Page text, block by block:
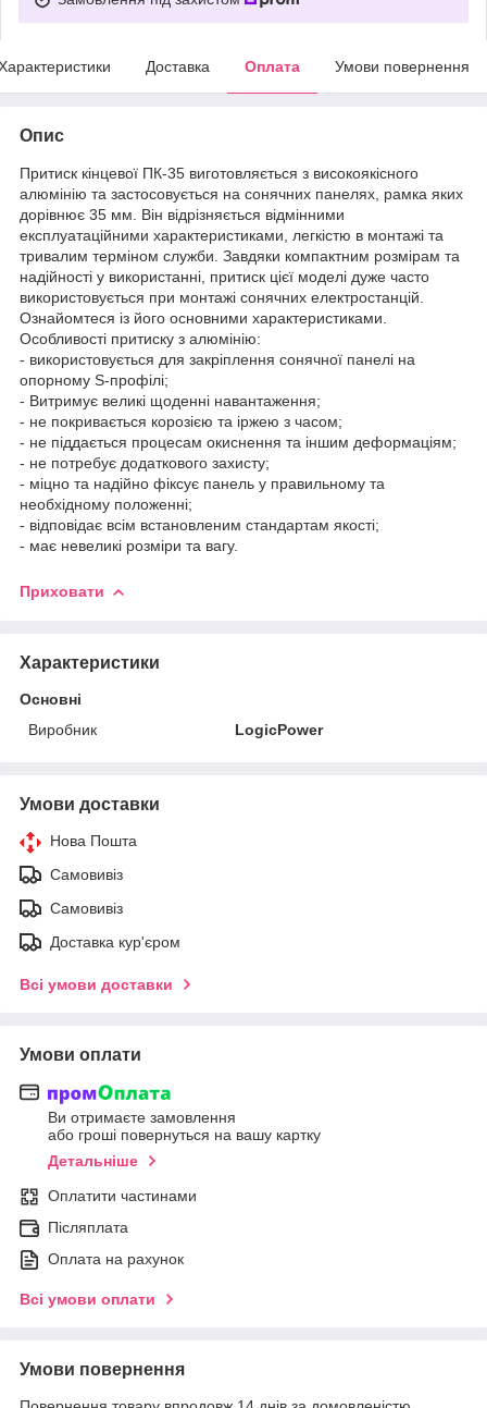
Доставка Оплата Умови повернення
Опис
Притиск кінцевої ПК-35 виготовляється з високоякісного
алюмінію та застосовується на сонячних панелях, рамка яких
дорівнює 35 мм. Він відрізняється відмінними
експлуатаційними характеристиками, легкістю в монтажі та
тривалим терміном служби. Завдяки компактним розмірам та
надійності у використанні, притиск цієї моделі дуже часто
використовується при монтажі сонячних електростанцій.
Ознайомтеся із його основними характеристиками.
Особливості притиску з алюмінію:
- використовується для закріплення сонячної панелі на
опорному S-профілі;
- Витримує великі щоденні навантаження;
- не покривається корозією та іржею з часом;
- не піддається процесам окиснення та іншим деформаціям;
- не потребує додаткового захисту;
- міцно та надійно фіксує панель у правильному та
необхідному положенні;
- відповідає всім встановленим стандартам якості;
- має невеликі розміри та вагу.
Приховати
Характеристики
Основні
Виробник
LogicPower
Умови доставки
Нова Пошта
Самовивіз
Самовивіз
Доставка кур'єром
Всі умови доставки
Умови оплати
Ви отримаєте замовлення
або гроші повернуться на вашу картку
Детальніше
Оплатити частинами
Післяплата
Оплата на рахунок
Всі умови оплати
Умови повернення